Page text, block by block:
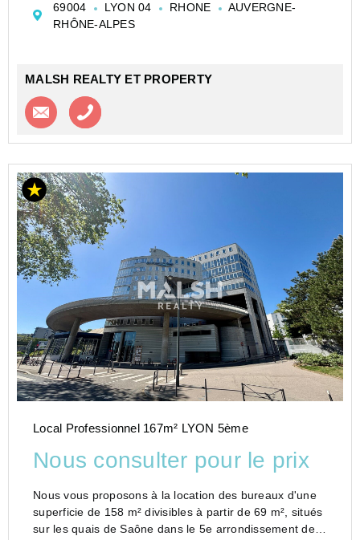
places de parkings en sous-sol.
LYON 4 - Bureaux de 3...
69004 LYON 04 RHONE
AUVERGNE-
RHÔNE-ALPES
MALSH REALTY ET PROPERTY
Contacter l'agence
Local Professionnel 167m² LYON 5ème
Nous consulter pour le prix
Nous vous proposons à la location des bureaux d'une
superficie de 158 m² divisibles à partir de 69 m², situés
sur les quais de Saône dans le 5e arrondissement de